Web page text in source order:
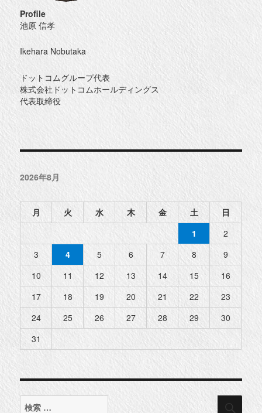
Profile
池原 信孝
Ikehara Nobutaka
ドットコムグループ代表
株式会社ドットコムホールディングス
代表取締役
2026年8月
月 火 水 木 金 土
日
1
2
3
4 5 6 7 8
9
10
11 12 13 14 15
16
17
18 19 20 21 22
23
24
25 26 27 28 29
30
31